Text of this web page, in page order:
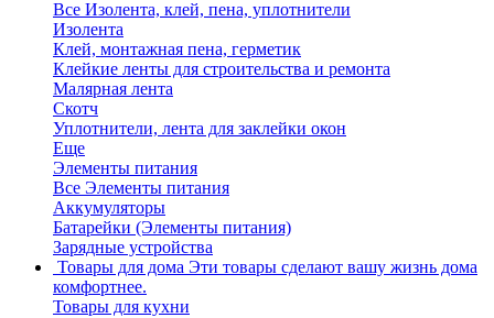
Все Изолента, клей, пена, уплотнители
Изолента
Клей, монтажная пена, герметик
Клейкие ленты для строительства и ремонта
Малярная лента
Скотч
Уплотнители, лента для заклейки окон
Еще
Элементы питания
Все Элементы питания
Аккумуляторы
Батарейки (Элементы питания)
Зарядные устройства
Товары для дома Эти товары сделают вашу жизнь дома
комфортнее.
Товары для кухни